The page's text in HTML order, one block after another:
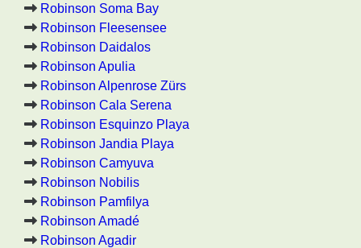
Robinson Soma Bay
Robinson Fleesensee
Robinson Daidalos
Robinson Apulia
Robinson Alpenrose Zürs
Robinson Cala Serena
Robinson Esquinzo Playa
Robinson Jandia Playa
Robinson Camyuva
Robinson Nobilis
Robinson Pamfilya
Robinson Amadé
Robinson Agadir